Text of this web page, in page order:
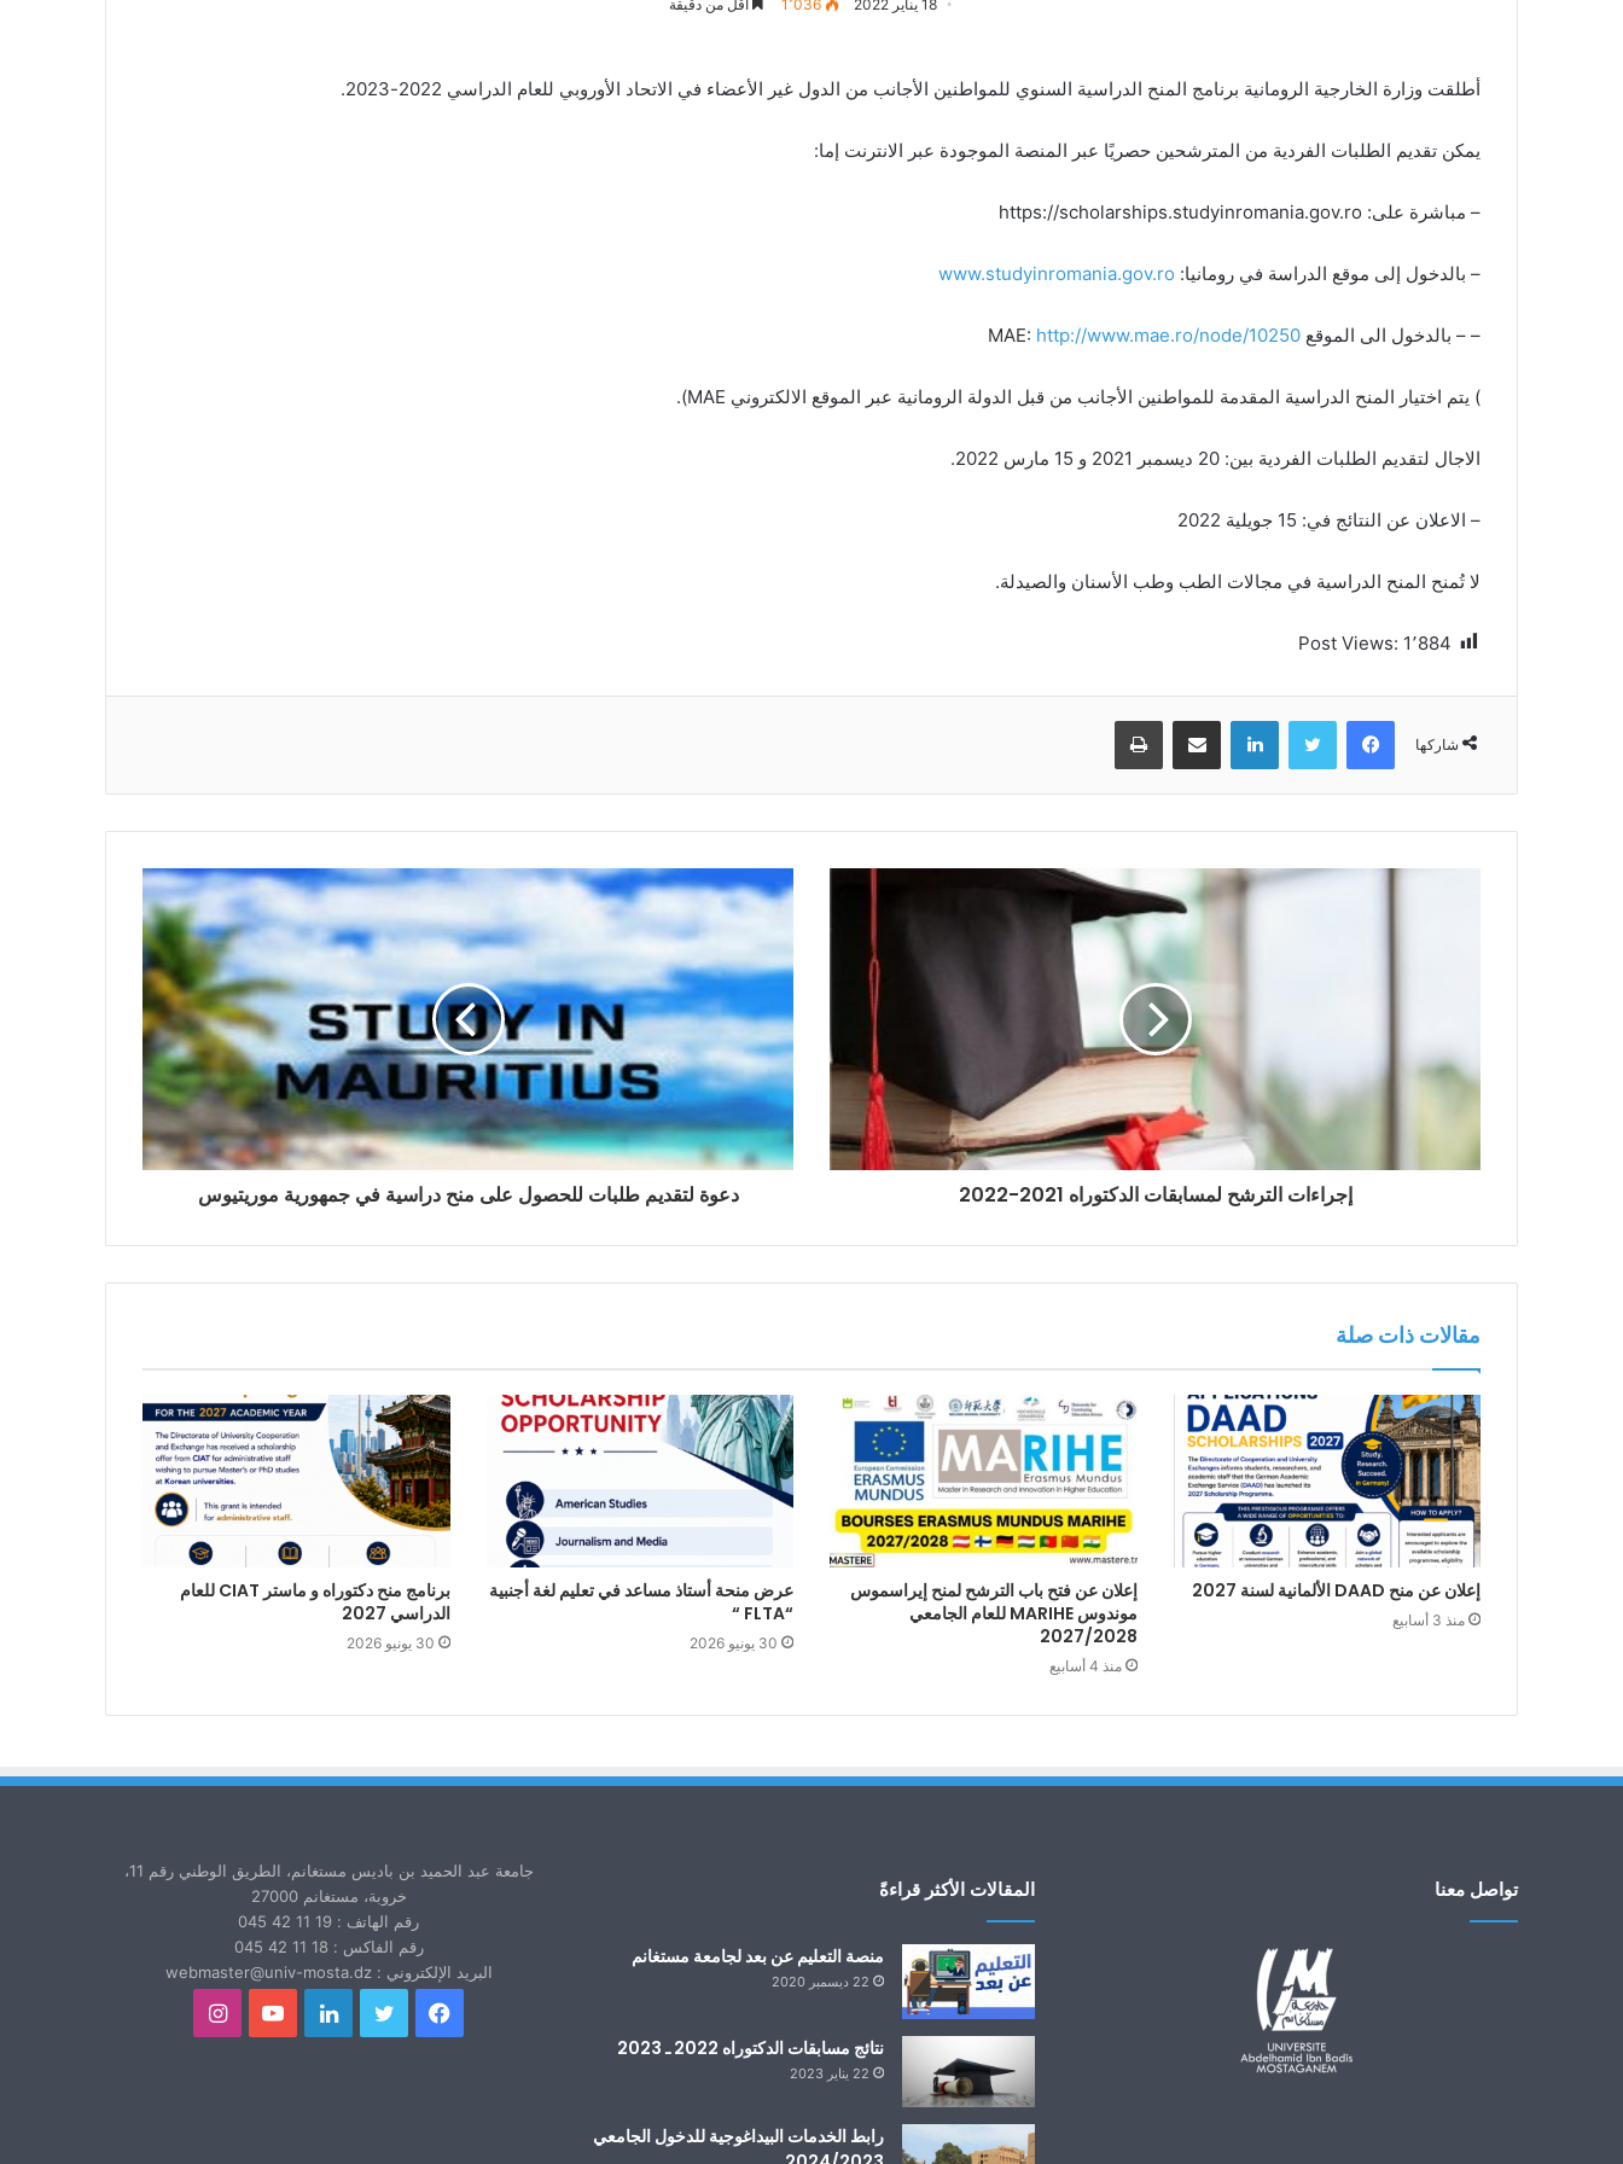
18 يناير 2022 1٬036 أقل من دقيقة
أطلقت وزارة الخارجية الرومانية برنامج المنح الدراسية السنوي للمواطنين الأجانب من الدول غير الأعضاء في الاتحاد الأوروبي للعام الدراسي 2022-2023.
يمكن تقديم الطلبات الفردية من المترشحين حصريًا عبر المنصة الموجودة عبر الانترنت إما:
– مباشرة على: https://scholarships.studyinromania.gov.ro
– بالدخول إلى موقع الدراسة في رومانيا: www.studyinromania.gov.ro
– – بالدخول الى الموقع MAE: http://www.mae.ro/node/10250
) يتم اختيار المنح الدراسية المقدمة للمواطنين الأجانب من قبل الدولة الرومانية عبر الموقع الالكتروني MAE).
الاجال لتقديم الطلبات الفردية بين: 20 ديسمبر 2021 و 15 مارس 2022.
– الاعلان عن النتائج في: 15 جويلية 2022
لا تُمنح المنح الدراسية في مجالات الطب وطب الأسنان والصيدلة.
Post Views: 1٬884
شاركها
فيسبوك تويتر لينكدإن مشاركة عبر البريد طباعة
إجراءات الترشح لمسابقات الدكتوراه 2021-2022 دعوة لتقديم طلبات للحصول على منح دراسية في جمهورية موريتيوس
مقالات ذات صلة
إعلان عن منح DAAD الألمانية لسنة 2027
منذ 3 أسابيع
إعلان عن فتح باب الترشح لمنح إيراسموس
موندوس MARIHE للعام الجامعي
2027/2028
منذ 4 أسابيع
عرض منحة أستاذ مساعد في تعليم لغة أجنبية
“FLTA “
30 يونيو 2026
برنامج منح دكتوراه و ماستر CIAT للعام
الدراسي 2027
30 يونيو 2026
تواصل معنا المقالات الأكثر قراءةً
منصة التعليم عن بعد لجامعة مستغانم
22 ديسمبر 2020
نتائج مسابقات الدكتوراه 2022 ـ 2023
22 يناير 2023
رابط الخدمات البيداغوجية للدخول الجامعي
جامعة عبد الحميد بن باديس مستغانم، الطريق الوطني رقم 11،
خروبة، مستغانم 27000
رقم الهاتف : 19 11 42 045
رقم الفاكس : 18 11 42 045
البريد الإلكتروني : webmaster@univ-mosta.dz
فيسبوك تويتر لينكدإنيوتيوبانستقرام